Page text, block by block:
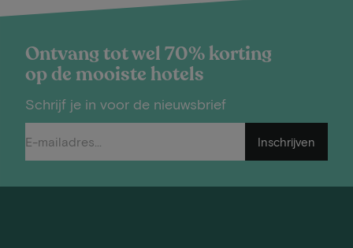
Ontvang tot wel 70% korting
op de mooiste hotels
Schrijf je in voor de nieuwsbrief
Inschrijven